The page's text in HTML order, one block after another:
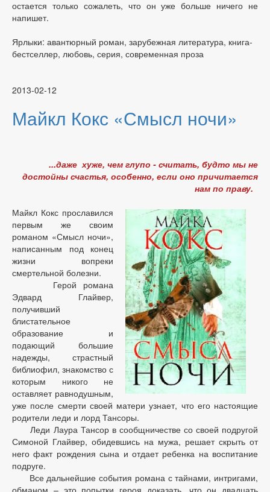
остается только сожалеть, что он уже больше ничего не
напишет.
Ярлыки: авантюрный роман, зарубежная литература, книга-
бестселлер, любовь, серия, современная проза
2013-02-12
Майкл Кокс «Смысл ночи»
...даже хуже, чем глупо - считать, будто мы не
достойны счастья, особенно, если оно причитается
нам по праву.
Майкл Кокс прославился
первым же своим
романом «Смысл ночи»,
написанным под конец
жизни вопреки
смертельной болезни.
Герой романа
Эдвард Глайвер,
получивший
блистательное
образование и
подающий большие
надежды, страстный
библиофил, знакомство с
которым никого не
оставляет равнодушным,
уже после смерти своей матери узнает, что его настоящие
родители леди и лорд Тансоры.
Леди Лаура Тансор в сообщничестве со своей подругой
Симоной Глайвер, обидевшись на мужа, решает скрыть от
него факт рождения сына и отдает ребенка на воспитание
подруге.
Все дальнейшие события романа с тайнами, интригами,
обманом – это попытки героя доказать, что он двадцать